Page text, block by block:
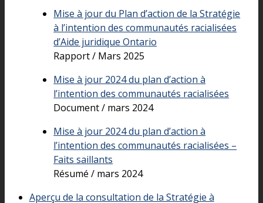
Mise à jour du Plan d’action de la Stratégie
à l’intention des communautés racialisées
d’Aide juridique Ontario
Rapport / Mars 2025
Mise à jour 2024 du plan d’action à
l’intention des communautés racialisées
Document / mars 2024
Mise à jour 2024 du plan d’action à
l’intention des communautés racialisées –
Faits saillants
Résumé / mars 2024
Aperçu de la consultation de la Stratégie à